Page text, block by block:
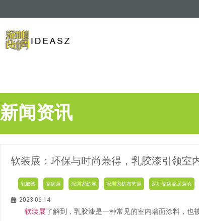
新闻资讯
软装展：环保与时尚兼得，乳胶漆引领室
乳胶漆 家纺展 深圳家纺展 深圳家纺布艺展 深圳家纺家居展会
2023-06-14
软装展了解到，乳胶漆是一种常见的室内墙面涂料，